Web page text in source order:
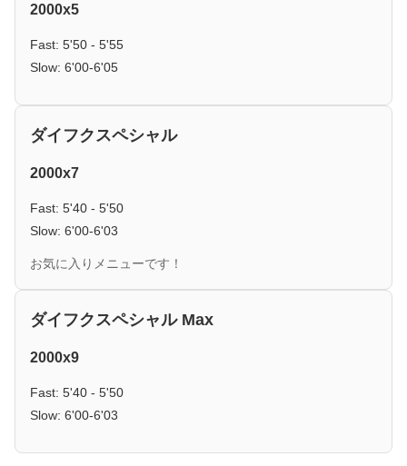
2000x5
Fast: 5'50 - 5'55
Slow: 6'00-6'05
ダイフクスペシャル
2000x7
Fast: 5'40 - 5'50
Slow: 6'00-6'03
お気に入りメニューです！
ダイフクスペシャル Max
2000x9
Fast: 5'40 - 5'50
Slow: 6'00-6'03